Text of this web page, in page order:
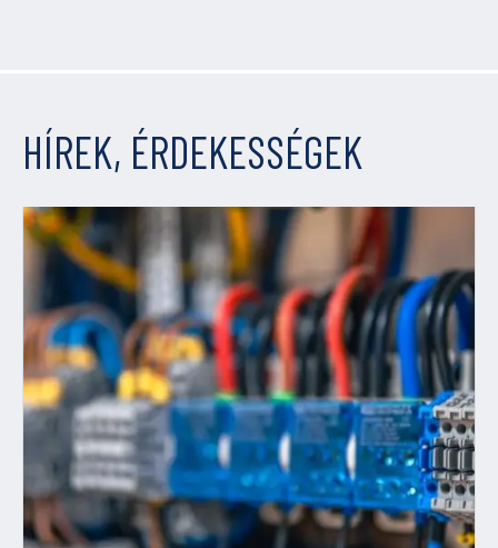
HÍREK, ÉRDEKESSÉGEK